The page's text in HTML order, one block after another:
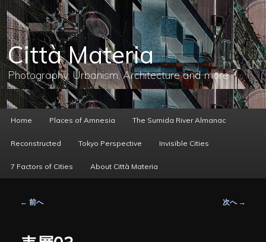
メ
イ
ン
コ
ン
テ
ン
へ
移
動
Città Materia
Photography, Urbanism, Architecture and more
ー
Home Places of Amnesia The Sumida River Almanac
Reconstructed Tokyo Perspective Invisible Cities
7 Factors of Cities About Città Materia
ビ
← 前へ 次へ →